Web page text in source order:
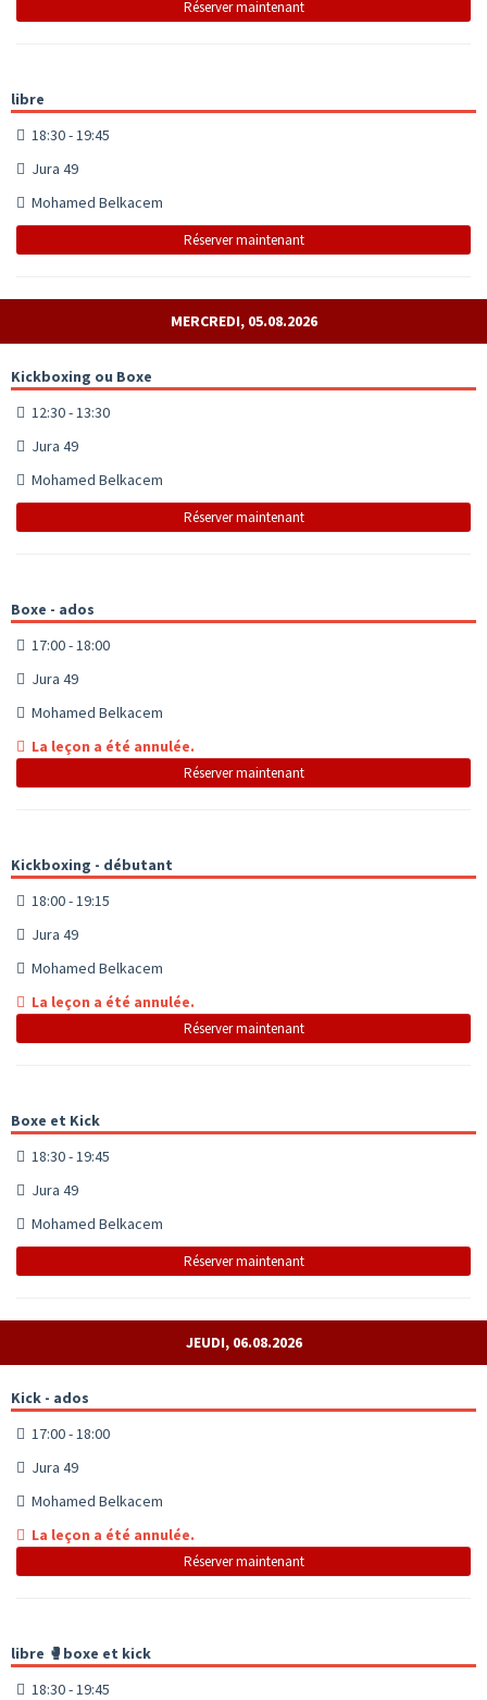
Réserver maintenant
libre
18:30 - 19:45
Jura 49
Mohamed Belkacem
Réserver maintenant
MERCREDI, 05.08.2026
Kickboxing ou Boxe
12:30 - 13:30
Jura 49
Mohamed Belkacem
Réserver maintenant
Boxe - ados
17:00 - 18:00
Jura 49
Mohamed Belkacem
La leçon a été annulée.
Réserver maintenant
Kickboxing - débutant
18:00 - 19:15
Jura 49
Mohamed Belkacem
La leçon a été annulée.
Réserver maintenant
Boxe et Kick
18:30 - 19:45
Jura 49
Mohamed Belkacem
Réserver maintenant
JEUDI, 06.08.2026
Kick - ados
17:00 - 18:00
Jura 49
Mohamed Belkacem
La leçon a été annulée.
Réserver maintenant
libre 🥊boxe et kick
18:30 - 19:45